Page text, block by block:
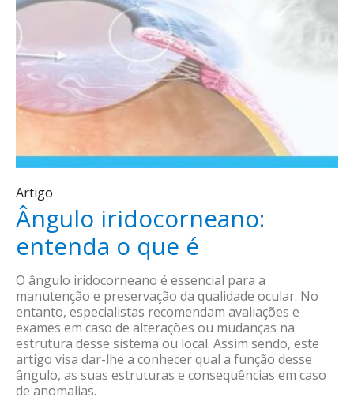
Artigo
Ângulo iridocorneano:
entenda o que é
O ângulo iridocorneano é essencial para a
manutenção e preservação da qualidade ocular. No
entanto, especialistas recomendam avaliações e
exames em caso de alterações ou mudanças na
estrutura desse sistema ou local. Assim sendo, este
artigo visa dar-lhe a conhecer qual a função desse
ângulo, as suas estruturas e consequências em caso
de anomalias.